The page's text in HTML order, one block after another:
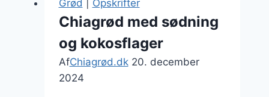
ekstra
fylde
Grød Opskrifter
Chiagrød med sødning
og kokosflager
AfChiagrød.dk 20. december
2024